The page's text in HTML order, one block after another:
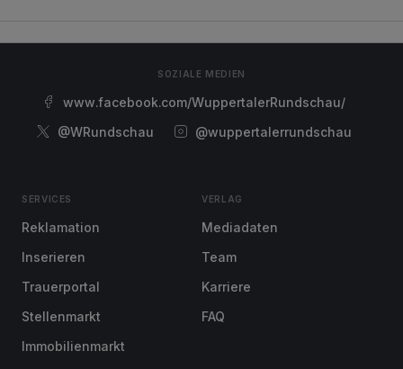
SOZIALE MEDIEN
www.facebook.com/WuppertalerRundschau/
@WRundschau
@wuppertalerrundschau
SERVICES
Reklamation
Inserieren
Trauerportal
Stellenmarkt
Immobilienmarkt
VERLAG
Mediadaten
Team
Karriere
FAQ